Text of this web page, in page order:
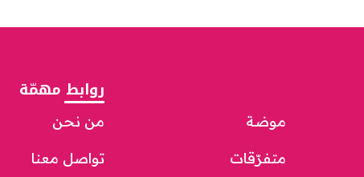
موضة
متفرّقات
روابط مهمّة
من نحن
تواصل معنا